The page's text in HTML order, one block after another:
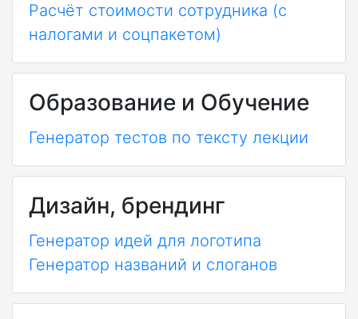
Расчёт стоимости сотрудника (с
налогами и соцпакетом)
Образование и Обучение
Генератор тестов по тексту лекции
Дизайн, брендинг
Генератор идей для логотипа
Генератор названий и слоганов